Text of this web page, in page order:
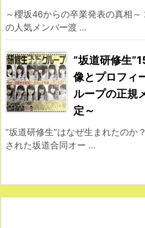
～櫻坂46からの卒業発表の真相
の人気メンバー渡 ...
”坂道研修生
像とプロフィ
ループの正規
定～
”坂道研修生”はなぜ生まれたのか
された坂道合同オー ...